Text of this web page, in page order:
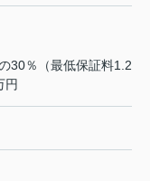
30％（最低保証料1.2
円